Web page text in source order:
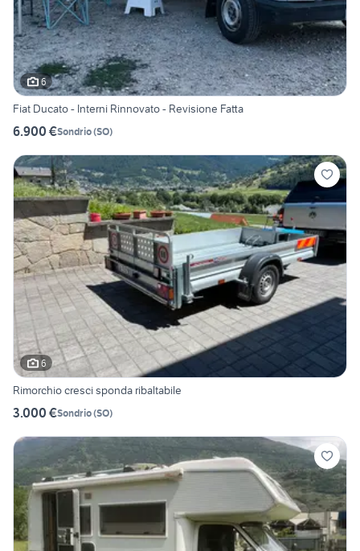
6
Fiat Ducato - Interni Rinnovato - Revisione Fatta
6.900 €Sondrio(SO)
6
Rimorchio cresci sponda ribaltabile
3.000 €Sondrio(SO)